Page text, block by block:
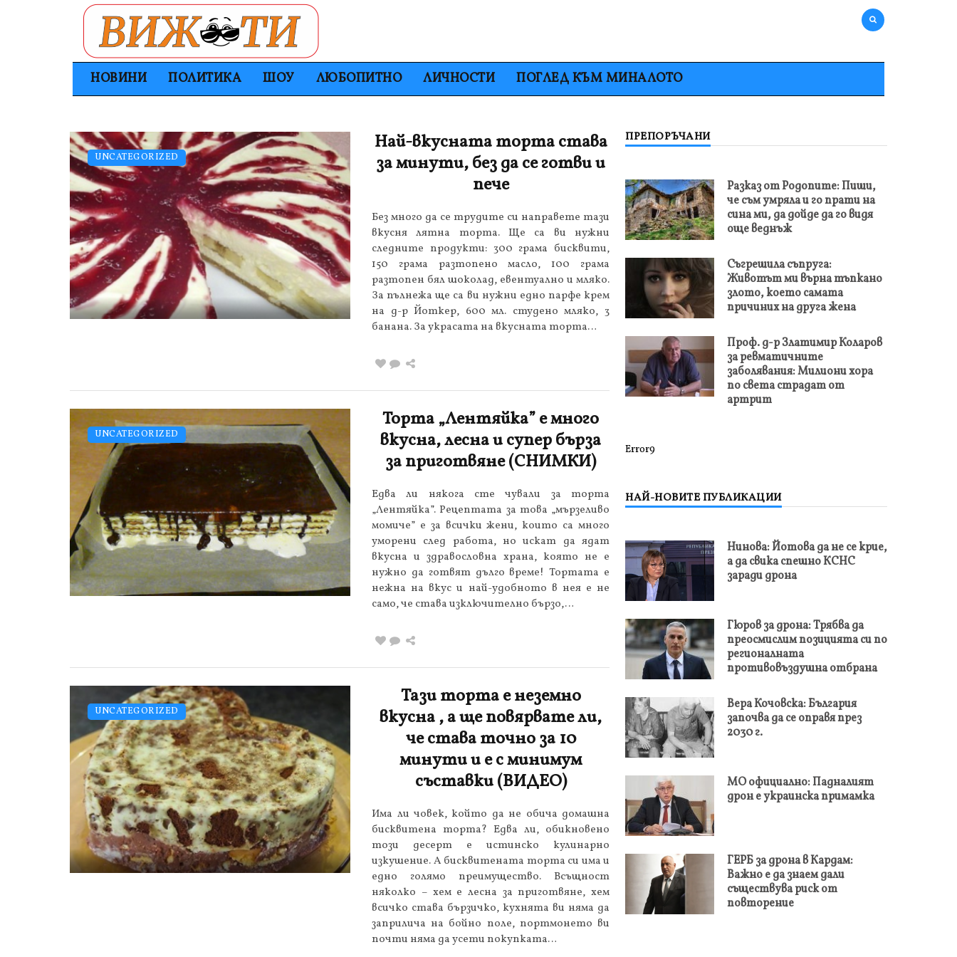
НОВИНИ ПОЛИТИКА ШОУ ЛЮБОПИТНО ЛИЧНОСТИ ПОГЛЕД КЪМ МИНАЛОТО
UNCATEGORIZED
Най-вкусната торта става
за минути, без да се готви и
пече
Без много да се трудите си направете тази
вкусня лятна торта. Ще са ви нужни
следните продукти: 300 грама бисквити,
150 грама разтопено масло, 100 грама
разтопен бял шоколад, евентуално и мляко.
За пълнежа ще са ви нужни едно парфе крем
на д-р Йоткер, 600 мл. студено мляко, 3
банана. За украсата на вкусната торта…
UNCATEGORIZED
Торта „Лентяйка” е много
вкусна, лесна и супер бърза
за приготвяне (СНИМКИ)
Едва ли някога сте чували за торта
„Лентяйка”. Рецептата за това „мързеливо
момиче” е за всички жени, които са много
уморени след работа, но искат да ядат
вкусна и здравословна храна, която не е
нужно да готвят дълго време! Тортата е
нежна на вкус и най-удобното в нея е не
само, че става изключително бързо,…
UNCATEGORIZED
Тази торта е неземно
вкусна , а ще повярвате ли,
че става точно за 10
минути и е с минимум
съставки (ВИДЕО)
Има ли човек, който да не обича домашна
бисквитена торта? Едва ли, обикновено
този десерт е истинско кулинарно
изкушение. А бисквитената торта си има и
едно голямо преимущество. Всъщност
няколко – хем е лесна за приготвяне, хем
всичко става бързичко, кухнята ви няма да
заприлича на бойно поле, портмонето ви
почти няма да усети покупката…
ПРЕПОРЪЧАНИ
Разказ от Родопите: Пиши,
че съм умряла и го прати на
сина ми, да дойде да го видя
още веднъж
Съгрешила съпруга:
Животът ми върна тъпкано
злото, което самата
причиних на друга жена
Проф. д-р Златимир Коларов
за ревматичните
заболявания: Милиони хора
по света страдат от
артрит
Error9
НАЙ-НОВИТЕ ПУБЛИКАЦИИ
Нинова: Йотова да не се крие,
а да свика спешно КСНС
заради дрона
Гюров за дрона: Трябва да
преосмислим позицията си по
регионалната
противовъздушна отбрана
Вера Кочовска: България
започва да се оправя през
2030 г.
МО официално: Падналият
дрон е украинска примамка
ГЕРБ за дрона в Кардам:
Важно е да знаем дали
съществува риск от
повторение